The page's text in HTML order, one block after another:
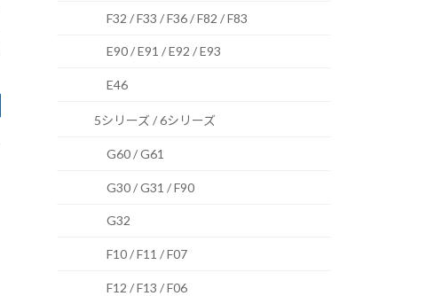
F32 / F33 / F36 / F82 / F83
E90 / E91 / E92 / E93
E46
5シリーズ / 6シリーズ
G60 / G61
G30 / G31 / F90
G32
F10 / F11 / F07
F12 / F13 / F06